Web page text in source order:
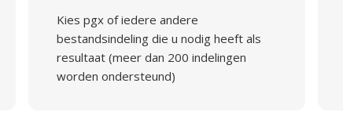
Kies pgx of iedere andere
bestandsindeling die u nodig heeft als
resultaat (meer dan 200 indelingen
worden ondersteund)